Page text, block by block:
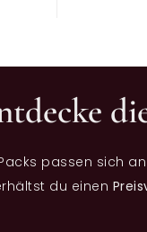
passen sich
du einen